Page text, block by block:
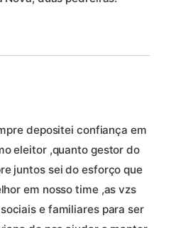
depositei confiança em
eleitor ,quanto gestor do
juntos sei do esforço que
em nosso time ,as vzs
e familiares para ser